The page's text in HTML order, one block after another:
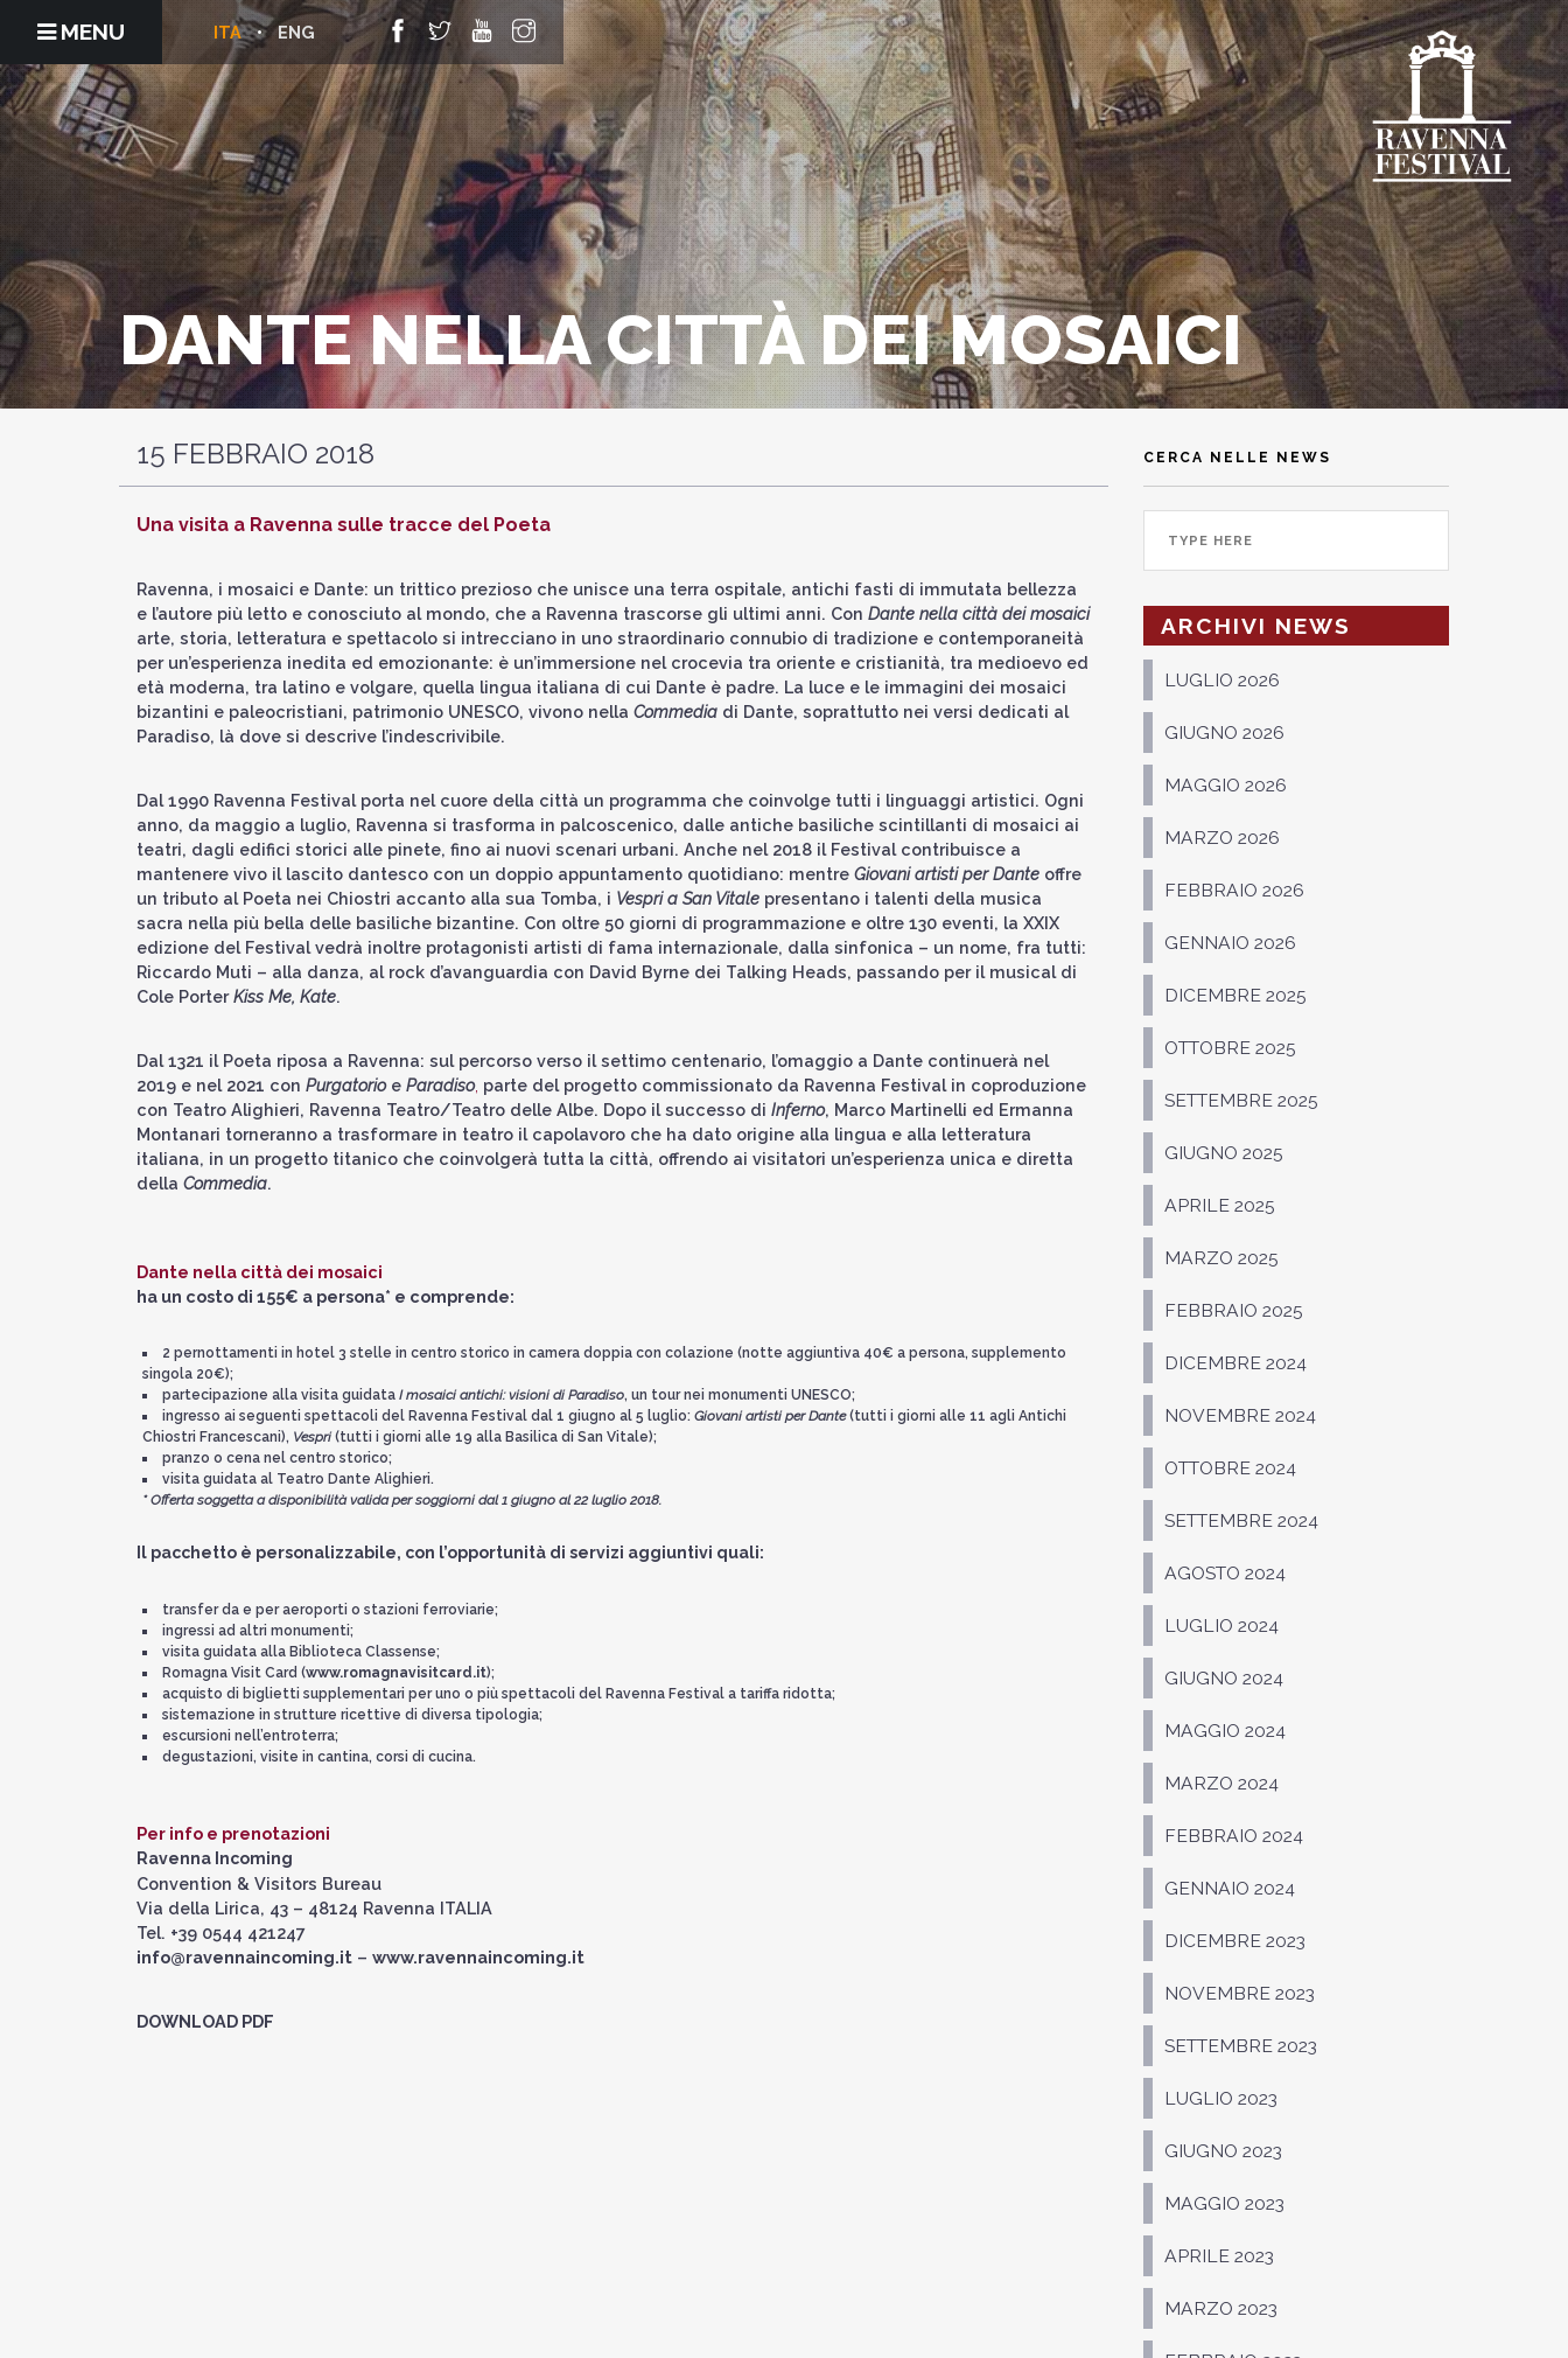
MENU ENG
ITA
DANTE NELLA CITTÀ DEI MOSAICI
15 FEBBRAIO 2018
Una visita a Ravenna sulle tracce del Poeta
Ravenna, i mosaici e Dante: un trittico prezioso che unisce una terra ospitale, antichi fasti di immutata bellezza
e l’autore più letto e conosciuto al mondo, che a Ravenna trascorse gli ultimi anni. Con Dante nella città dei mosaici
arte, storia, letteratura e spettacolo si intrecciano in uno straordinario connubio di tradizione e contemporaneità
per un’esperienza inedita ed emozionante: è un’immersione nel crocevia tra oriente e cristianità, tra medioevo ed
età moderna, tra latino e volgare, quella lingua italiana di cui Dante è padre. La luce e le immagini dei mosaici
bizantini e paleocristiani, patrimonio UNESCO, vivono nella Commedia di Dante, soprattutto nei versi dedicati al
Paradiso, là dove si descrive l’indescrivibile.
Dal 1990 Ravenna Festival porta nel cuore della città un programma che coinvolge tutti i linguaggi artistici. Ogni
anno, da maggio a luglio, Ravenna si trasforma in palcoscenico, dalle antiche basiliche scintillanti di mosaici ai
teatri, dagli edifici storici alle pinete, fino ai nuovi scenari urbani. Anche nel 2018 il Festival contribuisce a
mantenere vivo il lascito dantesco con un doppio appuntamento quotidiano: mentre Giovani artisti per Dante offre
un tributo al Poeta nei Chiostri accanto alla sua Tomba, i Vespri a San Vitale presentano i talenti della musica
sacra nella più bella delle basiliche bizantine. Con oltre 50 giorni di programmazione e oltre 130 eventi, la XXIX
edizione del Festival vedrà inoltre protagonisti artisti di fama internazionale, dalla sinfonica – un nome, fra tutti:
Riccardo Muti – alla danza, al rock d’avanguardia con David Byrne dei Talking Heads, passando per il musical di
Cole PorterKiss Me, Kate.
Dal 1321 il Poeta riposa a Ravenna: sul percorso verso il settimo centenario, l’omaggio a Dante continuerà nel
2019 e nel 2021 con Purgatorioe Paradiso, parte del progetto commissionato da Ravenna Festival in coproduzione
con Teatro Alighieri, Ravenna Teatro/Teatro delle Albe. Dopo il successo di Inferno, Marco Martinelli ed Ermanna
Montanari torneranno a trasformare in teatro il capolavoro che ha dato origine alla lingua e alla letteratura
italiana, in un progetto titanico che coinvolgerà tutta la città, offrendo ai visitatori un’esperienza unica e diretta
della Commedia.
Dante nella città dei mosaici
ha un costo di 155€ a persona* e comprende:
2 pernottamenti in hotel 3 stelle in centro storico in camera doppia con colazione (notte aggiuntiva 40€ a persona, supplemento
singola 20€);
partecipazione alla visita guidata I mosaici antichi: visioni di Paradiso, un tour nei monumenti UNESCO;
ingresso ai seguenti spettacoli del Ravenna Festival dal 1 giugno al 5 luglio: Giovani artisti per Dante(tutti i giorni alle 11 agli Antichi
Chiostri Francescani), Vespri(tutti i giorni alle 19 alla Basilica di San Vitale);
pranzo o cena nel centro storico;
visita guidata al Teatro Dante Alighieri.
* Offerta soggetta a disponibilità valida per soggiorni dal 1 giugno al 22 luglio 2018.
Il pacchetto è personalizzabile, con l’opportunità di servizi aggiuntivi quali:
transfer da e per aeroporti o stazioni ferroviarie;
ingressi ad altri monumenti;
visita guidata alla Biblioteca Classense;
Romagna Visit Card (www.romagnavisitcard.it);
acquisto di biglietti supplementari per uno o più spettacoli del Ravenna Festival a tariffa ridotta;
sistemazione in strutture ricettive di diversa tipologia;
escursioni nell’entroterra;
degustazioni, visite in cantina, corsi di cucina.
Per info e prenotazioni
Ravenna Incoming
Convention & Visitors Bureau
Via della Lirica, 43 – 48124 Ravenna ITALIA
Tel. +39 0544 421247
info@ravennaincoming.it – www.ravennaincoming.it
DOWNLOAD PDF
CERCA NELLE NEWS
ARCHIVI NEWS
LUGLIO 2026
GIUGNO 2026
MAGGIO 2026
MARZO 2026
FEBBRAIO 2026
GENNAIO 2026
DICEMBRE 2025
OTTOBRE 2025
SETTEMBRE 2025
GIUGNO 2025
APRILE 2025
MARZO 2025
FEBBRAIO 2025
DICEMBRE 2024
NOVEMBRE 2024
OTTOBRE 2024
SETTEMBRE 2024
AGOSTO 2024
LUGLIO 2024
GIUGNO 2024
MAGGIO 2024
MARZO 2024
FEBBRAIO 2024
GENNAIO 2024
DICEMBRE 2023
NOVEMBRE 2023
SETTEMBRE 2023
LUGLIO 2023
GIUGNO 2023
MAGGIO 2023
APRILE 2023
MARZO 2023